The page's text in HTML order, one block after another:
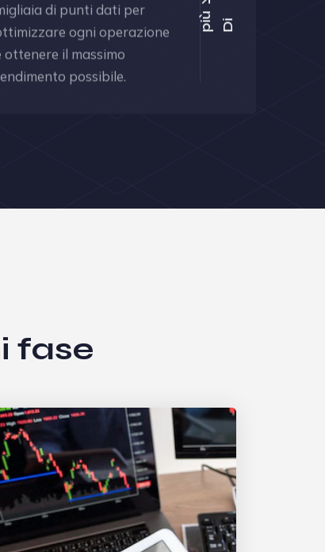
di punti dati per
ogni operazione
ottenere il massimo
possibile.
D
i
p
i
ù
fase